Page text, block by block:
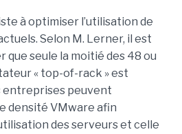
à optimiser l’utilisation de
Selon M. Lerner, il est
seule la moitié des 48 ou
« top-of-rack » est
entreprises peuvent
densité VMware afin
des serveurs et celle